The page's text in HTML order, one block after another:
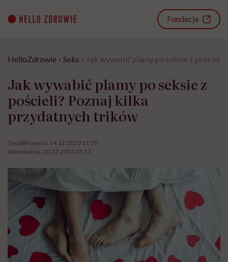
content
Fundacja
HelloZdrowie › Seks › Jak wywabić plamy po seksie z
Jak wywabić plamy po seksie z
pościeli? Poznaj kilka
przydatnych trików
Opublikowano: 14.12.2020 11:50
Aktualizacja: 20.12.2024 15:11